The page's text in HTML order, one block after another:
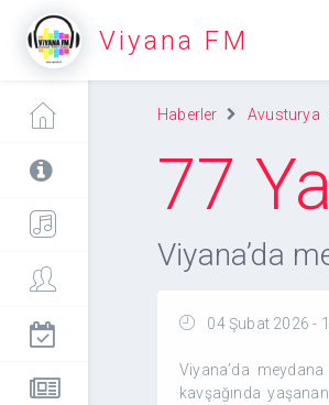
Viyana FM
Haberler Avusturya
77
Viyana’da
04 Şubat 2026 -
Viyana’da
kavşağında